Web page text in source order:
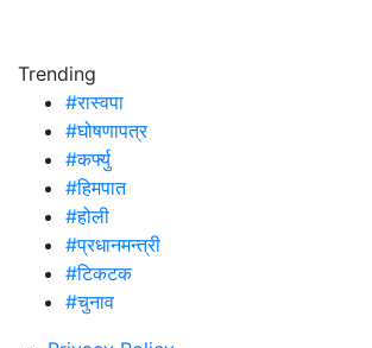
Trending
#रास्वपा
#घोषणापत्र
#कर्फ्यु
#हिमपात
#होली
#प्रधानमन्त्री
#टिकटक
#चुनाव